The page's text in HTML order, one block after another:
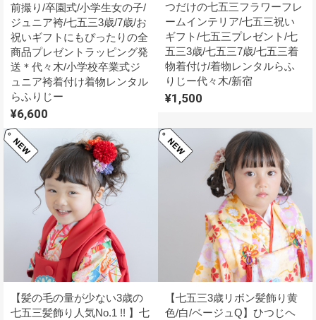
前撮り/卒園式/小学生女の子/
ジュニア袴/七五三3歳/7歳/お
祝いギフトにもぴったりの全
商品プレゼントラッピング発
送＊代々木/小学校卒業式ジ
ュニア袴着付け着物レンタル
らふりじー
¥6,600
つだけの七五三フラワーフレ
ームインテリア/七五三祝い
ギフト/七五三プレゼント/七
五三3歳/七五三7歳/七五三着
物着付け/着物レンタルらふ
りじー代々木/新宿
¥1,500
【髪の毛の量が少ない3歳の
七五三髪飾り人気No.1 !! 】七
【七五三3歳リボン髪飾り黄
色/白/ベージュQ】ひつじヘ